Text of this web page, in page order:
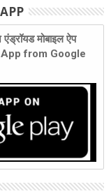
मोबाइल ऐप
from Google